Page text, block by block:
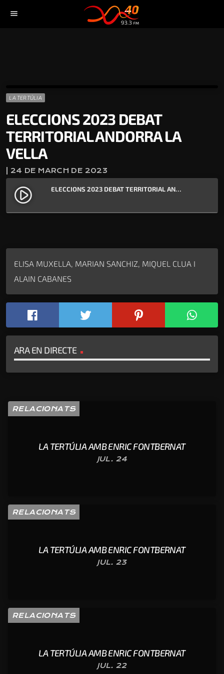
menu
LA TERTÚLIA
ELECCIONS 2023 DEBAT
TERRITORIAL ANDORRA LA
VELLA
| 24 DE MARCH DE 2023
play_circle_filled ELECCIONS 2023 DEBAT TERRITORIAL ANDORRA LA VELLA
ELISA MUXELLA, MARIAN SANCHIZ, MIQUEL CLUA I
ALAIN CABANES
ARA EN DIRECTE
RELACIONATS
LA TERTÚLIA AMB ENRIC FONTBERNAT
JUL. 24
RELACIONATS
LA TERTÚLIA AMB ENRIC FONTBERNAT
JUL. 23
RELACIONATS
LA TERTÚLIA AMB ENRIC FONTBERNAT
JUL. 22